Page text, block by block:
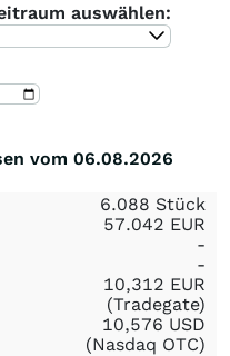
auswählen:
vom 06.08.2026
6.088 Stück
57.042 EUR
-
-
10,312 EUR
(Tradegate)
10,576 USD
(Nasdaq OTC)